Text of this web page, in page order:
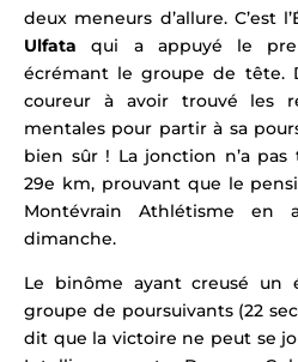
deux meneurs d’allure. C’est
Ulfata qui a appuyé le
écrémant le groupe de tête.
coureur à avoir trouvé les
mentales pour partir à sa
bien sûr ! Lajonction n’a pas
29e km, prouvant que le
Montévrain Athlétisme en
dimanche.
Le binôme ayant creusé un
groupe de poursuivants (22
dit que la victoire ne peut se